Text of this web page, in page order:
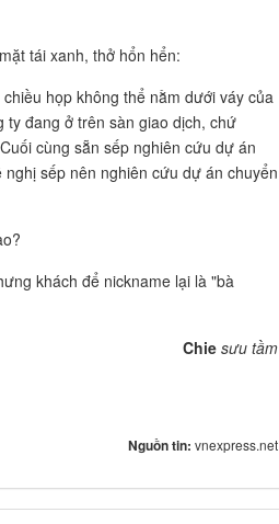
tái xanh, thở hổn hển:
họp không thể nằm dưới váy của
đang ở trên sàn giao dịch, chứ
cùng sẵn sếp nghiên cứu dự án
sếp nên nghiên cứu dự án chuyển
khách để nickname lại là "bà
Chie sưu tầm
Nguồn tin:vnexpress.net